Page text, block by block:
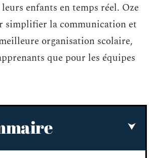
enfants en temps réel. Oze
simplifier la communication et
organisation scolaire,
que pour les équipes